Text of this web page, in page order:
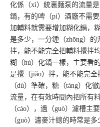
化係（xì）統裏麵泵的流量
鍋，有的啤（pí）酒廠不需
加輔料就需要增加糊化鍋，
是多少，一分鍾（zhōng）
拌，能不能完全把輔料攪拌
糊（hú）化鍋一樣，主要看
是攪（jiǎo）拌，能不能完
（dù）準確，糖（táng）化
流量，在有效時間內把所有
（cáo），過（guò）濾槽主
（guò）濾麥汁總的時常是